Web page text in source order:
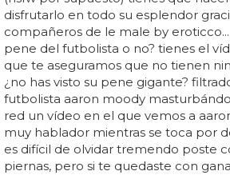
disfrutarlo en todo su esplendor
compañeros de le male by
pene del futbolista o no? tienes el
que te aseguramos que no tienen
¿no has visto su pene gigante?
futbolista aaron moody
red un vídeo en el que vemos a
muy hablador mientras se toca por
es difícil de olvidar tremendo poste
piernas, pero si te quedaste con